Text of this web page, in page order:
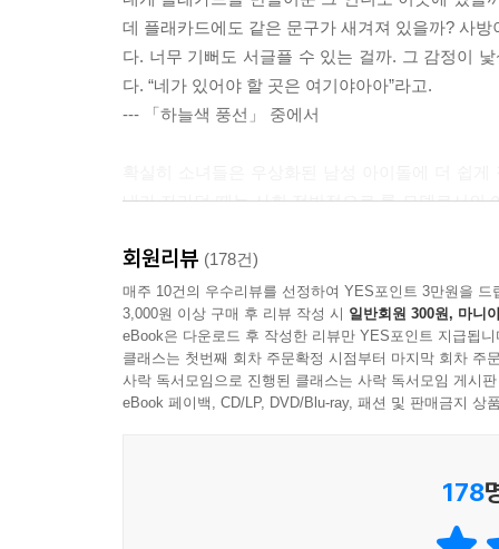
데 플래카드에도 같은 문구가 새겨져 있을까? 사
다. 너무 기뻐도 서글플 수 있는 걸까. 그 감정이
다. “네가 있어야 할 곳은 여기야아아”라고.
--- 「하늘색 풍선」 중에서
내가 자라던 때는 사회 전반적으로 롤 모델로서의
았다).
--- 「Change」 중에서
그런데 왜 보아였을까? 〈인기가요〉를 교양 프
등장하는 거의 유일한 또래 솔로 가수인 동시에,
등장하기 전이기도 했거니와 바야흐로 걸그룹 전
회원리뷰 (178건)
매주 10건의 우수리뷰를 선정하여 YES포인트 3만원을 드
3,000원 이상 구매 후 리뷰 작성 시 일반회원 300원, 마니
eBook은 다운로드 후 작성한 리뷰만 YES포인트 지급됩니
클래스는 첫번째 회차 주문확정 시점부터 마지막 회차 주
사락 독서모임으로 진행된 클래스는 사락 독서모임 게시
eBook 페이백, CD/LP, DVD/Blu-ray, 패션 및 판매금지 상
178